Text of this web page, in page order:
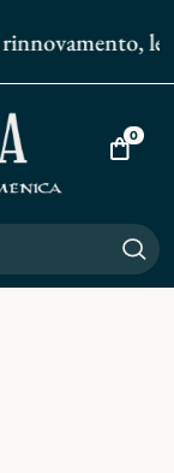
Vai
0